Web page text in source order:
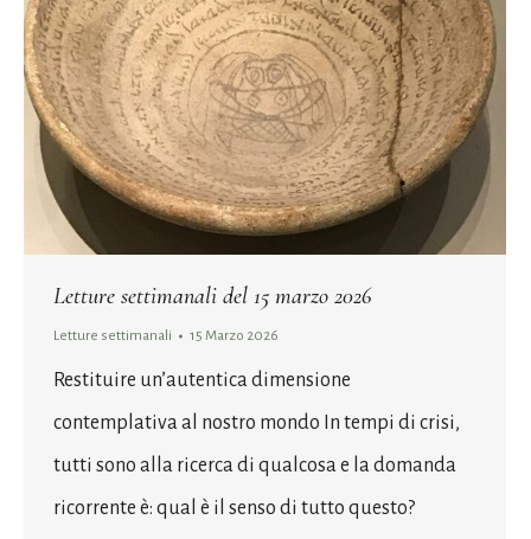
Letture settimanali del 15 marzo 2026
Letture settimanali 15 Marzo 2026
Restituire un’autentica dimensione
contemplativa al nostro mondo In tempi di crisi,
tutti sono alla ricerca di qualcosa e la domanda
ricorrente è: qual è il senso di tutto questo?